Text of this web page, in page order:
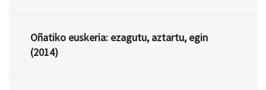
Oñatiko euskeria: ezagutu, aztartu, egin
(2014)